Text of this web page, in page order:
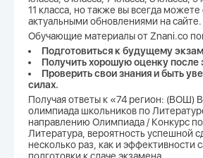
11 класса, но также вы всегда можете
актуальными обновлениями на сайте.
Обучающие материалы от Znani.co
Подготовиться к будущему
Получить хорошую оценку после
Проверить свои знания и быть
силах.
Получая ответы к «74 регион: (ВОШ)
олимпиада школьников по
направлению Олимпиада / Конкурс
Литература, вероятность успешной
несколько раз, как и эффективности